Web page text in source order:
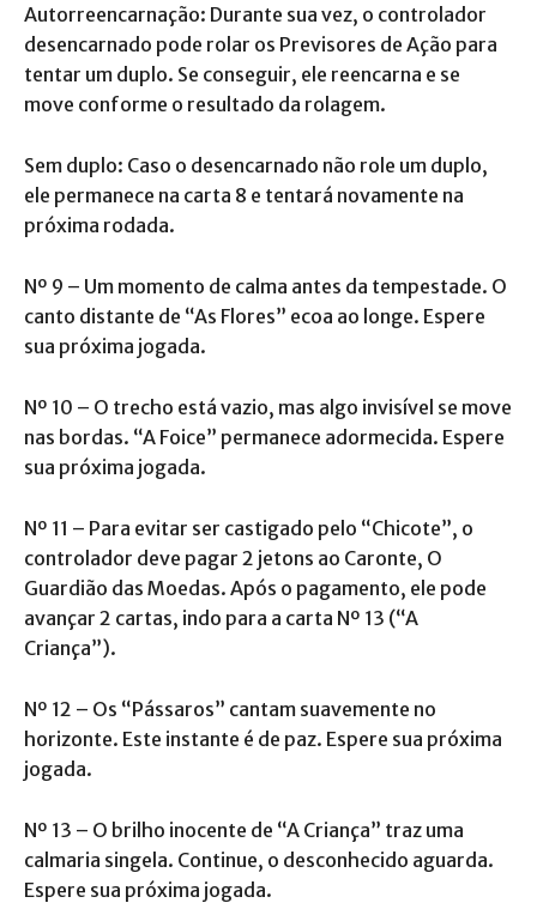
Autorreencarnação: Durante sua vez, o controlador
desencarnado pode rolar os Previsores de Ação para
tentar um duplo. Se conseguir, ele reencarna e se
move conforme o resultado da rolagem.
Sem duplo: Caso o desencarnado não role um duplo,
ele permanece na carta 8 e tentará novamente na
próxima rodada.
Nº 9 – Um momento de calma antes da tempestade. O
canto distante de “As Flores” ecoa ao longe. Espere
sua próxima jogada.
Nº 10 – O trecho está vazio, mas algo invisível se move
nas bordas. “A Foice” permanece adormecida. Espere
sua próxima jogada.
Nº 11 – Para evitar ser castigado pelo “Chicote”, o
controlador deve pagar 2 jetons ao Caronte, O
Guardião das Moedas. Após o pagamento, ele pode
avançar 2 cartas, indo para a carta Nº 13 (“A
Criança”).
Nº 12 – Os “Pássaros” cantam suavemente no
horizonte. Este instante é de paz. Espere sua próxima
jogada.
Nº 13 – O brilho inocente de “A Criança” traz uma
calmaria singela. Continue, o desconhecido aguarda.
Espere sua próxima jogada.